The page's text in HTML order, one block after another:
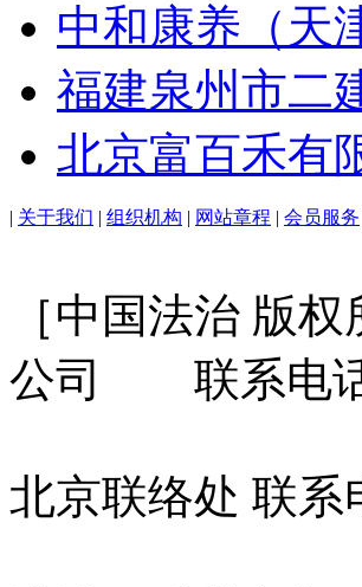
中和康养（天
福建泉州市二
北京富百禾有
| 关于我们 | 组织机构 | 网站章程 | 会员服务
［中国法治 版
公司 联系电话
北京联络处 联系